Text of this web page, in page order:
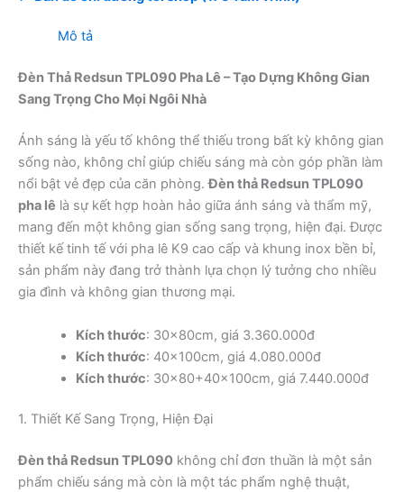
Mô tả
Đèn Thả Redsun TPL090 Pha Lê – Tạo Dựng Không Gian
Sang Trọng Cho Mọi Ngôi Nhà
Ánh sáng là yếu tố không thể thiếu trong bất kỳ không gian
sống nào, không chỉ giúp chiếu sáng mà còn góp phần làm
nổi bật vẻ đẹp của căn phòng.Đèn thả Redsun TPL090
pha lê là sự kết hợp hoàn hảo giữa ánh sáng và thẩm mỹ,
mang đến một không gian sống sang trọng, hiện đại. Được
thiết kế tinh tế với pha lê K9 cao cấp và khung inox bền bỉ,
sản phẩm này đang trở thành lựa chọn lý tưởng cho nhiều
gia đình và không gian thương mại.
Kích thước: 30x80cm, giá 3.360.000đ
Kích thước: 40x100cm, giá 4.080.000đ
Kích thước: 30×80+40x100cm, giá 7.440.000đ
1. Thiết Kế Sang Trọng, Hiện Đại
Đèn thả Redsun TPL090 không chỉ đơn thuần là một sản
phẩm chiếu sáng mà còn là một tác phẩm nghệ thuật,